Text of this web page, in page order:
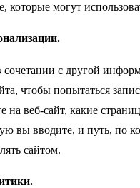
могут
с другой
чтобы попытаться
на веб-сайт, какие
вы вводите, и путь, по
сайтом.